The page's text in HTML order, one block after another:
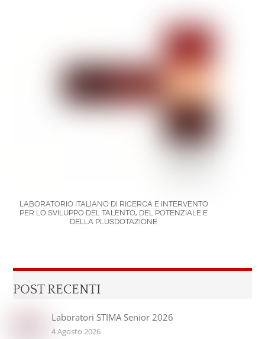
LABORATORIO ITALIANO DI RICERCA E INTERVENTO
PER LO SVILUPPO DEL TALENTO, DEL POTENZIALE E
DELLA PLUSDOTAZIONE
POST RECENTI
Laboratori STIMA Senior 2026
4 Agosto 2026